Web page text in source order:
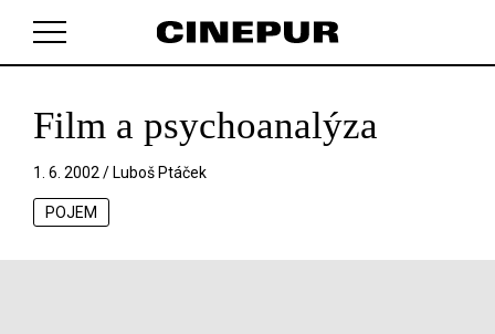
V košíku zatím nemáte žádné položky.
Film a psychoanalýza
1. 6. 2002 / Luboš Ptáček
POJEM